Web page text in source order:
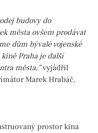
budovy do
města ovšem prodávat
dům bývalé vojenské
Praha je další
města,”vyjádřil
Marek Hrabáč.
prostor kina